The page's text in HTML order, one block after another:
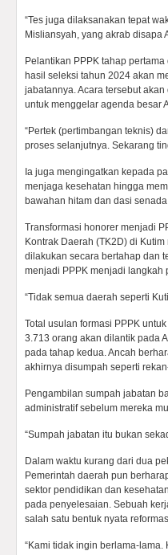
“Tes juga dilaksanakan tepat
Misliansyah, yang akrab disapa
Pelantikan PPPK tahap
hasil seleksi tahun 2024 akan
jabatannya. Acara tersebut
untuk menggelar agenda besar
“Pertek (pertimbangan teknis)
proses selanjutnya. Sekarang
Ia juga mengingatkan kepada
menjaga kesehatan hingga
bawahan hitam dan dasi
Transformasi honorer menjadi
Kontrak Daerah (TK2D) di
dilakukan secara bertahap dan
menjadi PPPK menjadi
“Tidak semua daerah seperti
Total usulan formasi PPPK
3.713 orang akan dilantik pada
pada tahap kedua. Ancah
akhirnya disumpah seperti
Pengambilan sumpah jabatan
administratif sebelum mereka
“Sumpah jabatan itu bukan
Dalam waktu kurang dari dua
Pemerintah daerah pun
sektor pendidikan dan
pada penyelesaian. Sebuah
salah satu bentuk nyata
“Kami tidak ingin berlama-